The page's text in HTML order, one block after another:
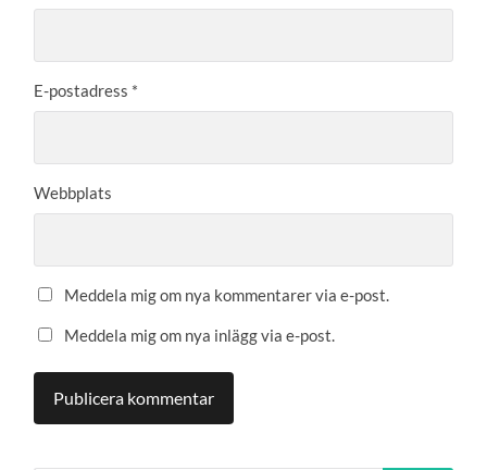
E-postadress *
Webbplats
Meddela mig om nya kommentarer via e-post.
Meddela mig om nya inlägg via e-post.